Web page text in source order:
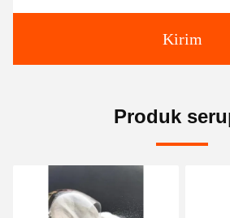
Kirim
Produk